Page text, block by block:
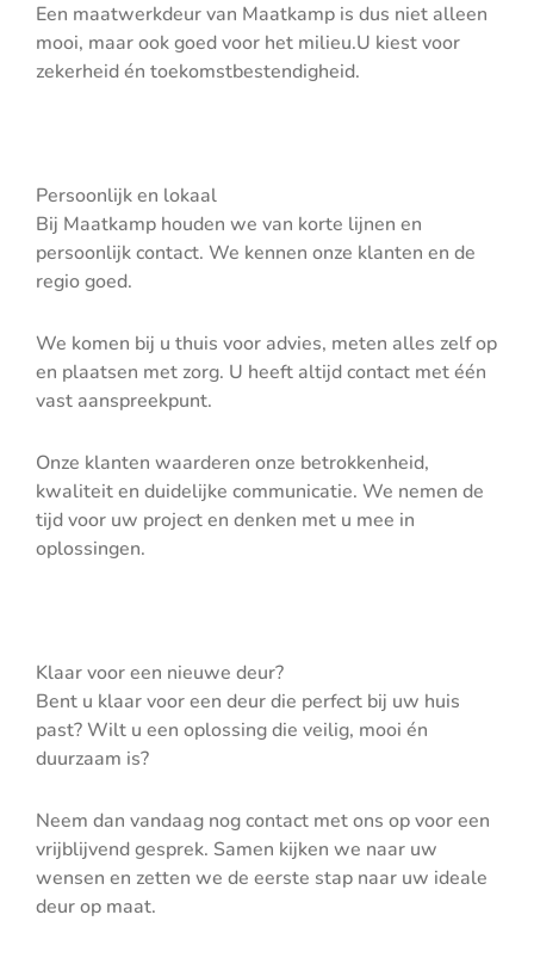
Een maatwerkdeur van Maatkamp is dus niet alleen
mooi, maar ook goed voor het milieu.U kiest voor
zekerheid én toekomstbestendigheid.
Persoonlijk en lokaal
Bij Maatkamp houden we van korte lijnen en
persoonlijk contact. We kennen onze klanten en de
regio goed.
We komen bij u thuis voor advies, meten alles zelf op
en plaatsen met zorg. U heeft altijd contact met één
vast aanspreekpunt.
Onze klanten waarderen onze betrokkenheid,
kwaliteit en duidelijke communicatie. We nemen de
tijd voor uw project en denken met u mee in
oplossingen.
Klaar voor een nieuwe deur?
Bent u klaar voor een deur die perfect bij uw huis
past? Wilt u een oplossing die veilig, mooi én
duurzaam is?
Neem dan vandaag nog contact met ons op voor een
vrijblijvend gesprek. Samen kijken we naar uw
wensen en zetten we de eerste stap naar uw ideale
deur op maat.